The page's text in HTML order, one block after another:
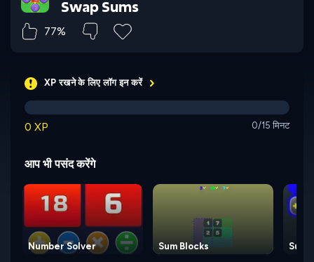
Swap Sums
77%
XP रखने के लिए लॉग इन करें
0 XP 0/15 मिनट
आप भी पसंद करेंगे
Number Solver Sum Blocks Sum